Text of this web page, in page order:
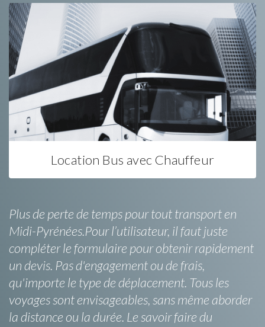
Location Bus avec Chauffeur
Plus de perte de temps pour tout transport en
Midi-Pyrénées.Pour l’utilisateur, il faut juste
compléter le formulaire pour obtenir rapidement
un devis. Pas d'engagement ou de frais,
qu'importe le type de déplacement. Tous les
voyages sont envisageables, sans même aborder
la distance ou la durée. Le savoir faire du